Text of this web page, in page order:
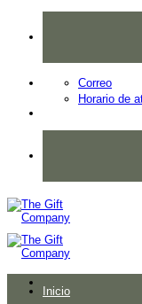
Correo
Horario de
Inicio